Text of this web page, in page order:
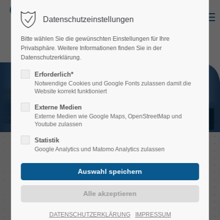
Login
Username
Register|Lost your password?
Support
DIE GANZE WELT
DES ALUMINIUMS
Datenschutzeinstellungen
Bitte wählen Sie die gewünschten Einstellungen für Ihre
Privatsphäre. Weitere Informationen finden Sie in der
Datenschutzerklärung.
Erforderlich*
Notwendige Cookies und Google Fonts zulassen damit die
Website korrekt funktioniert
Externe Medien
Externe Medien wie Google Maps, OpenStreetMap und
Youtube zulassen
Statistik
Google Analytics und Matomo Analytics zulassen
DATENSCHUTZERKLÄRUNG IMPRESSUM